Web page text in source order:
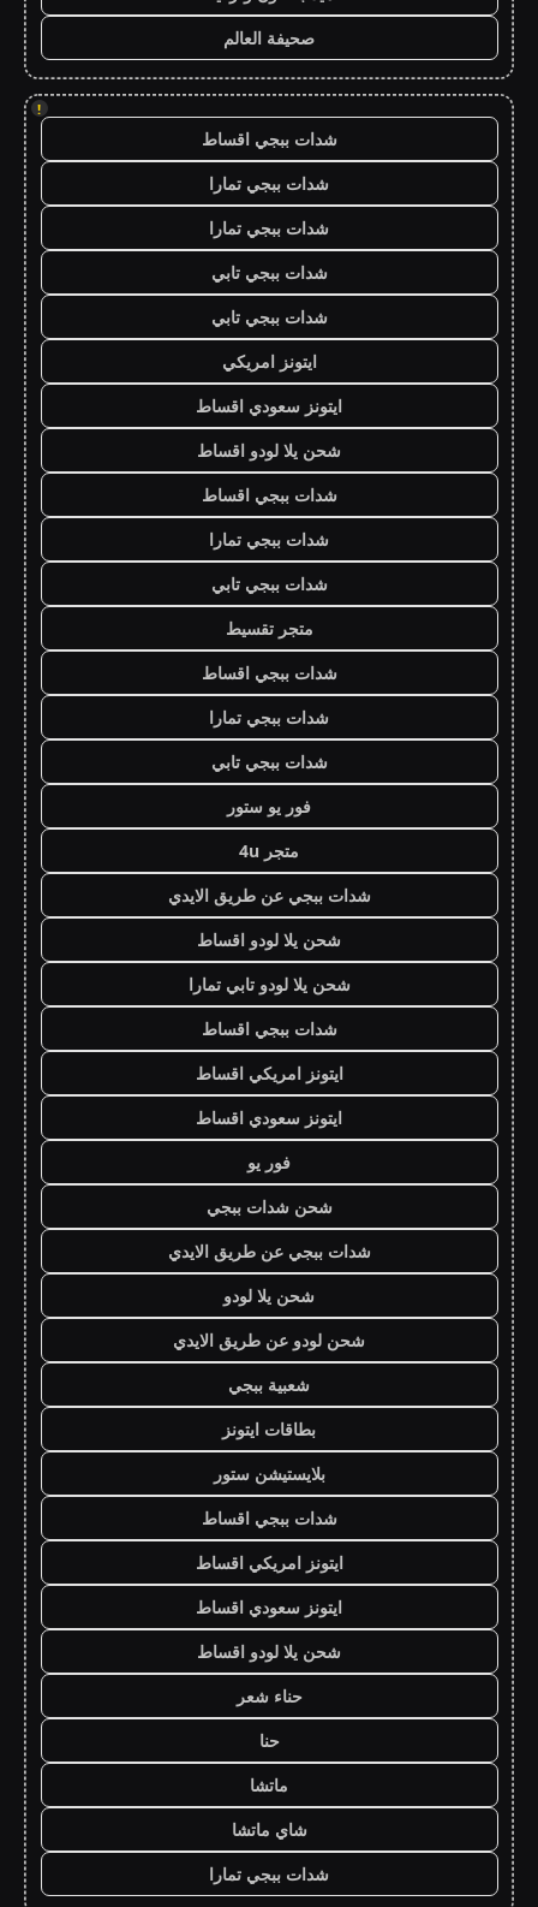
صحيفة العالم
!
شدات ببجي اقساط
شدات ببجي تمارا
شدات ببجي تمارا
شدات ببجي تابي
شدات ببجي تابي
ايتونز امريكي
ايتونز سعودي اقساط
شحن يلا لودو اقساط
شدات ببجي اقساط
شدات ببجي تمارا
شدات ببجي تابي
متجر تقسيط
شدات ببجي اقساط
شدات ببجي تمارا
شدات ببجي تابي
فور يو ستور
متجر 4u
شدات ببجي عن طريق الايدي
شحن يلا لودو اقساط
شحن يلا لودو تابي تمارا
شدات ببجي اقساط
ايتونز امريكي اقساط
ايتونز سعودي اقساط
فور يو
شحن شدات ببجي
شدات ببجي عن طريق الايدي
شحن يلا لودو
شحن لودو عن طريق الايدي
شعبية ببجي
بطاقات ايتونز
بلايستيشن ستور
شدات ببجي اقساط
ايتونز امريكي اقساط
ايتونز سعودي اقساط
شحن يلا لودو اقساط
حناء شعر
حنا
ماتشا
شاي ماتشا
شدات ببجي تمارا